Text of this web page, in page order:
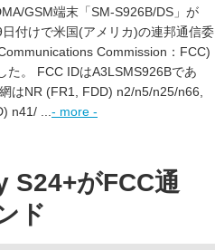
GSM端末「SM-S926B/DS」が
付けで米国(アメリカ)の連邦通信委
Commission：FCC)
た。 FCC IDはA3LSMS926Bであ
はNR (FR1, FDD) n2/n5/n25/n66,
n41/ ... - more -
S24+がFCC通
ド